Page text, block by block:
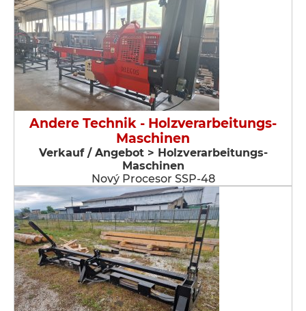
Andere Technik - Holzverarbeitungs-
Maschinen
Verkauf / Angebot > Holzverarbeitungs-
Maschinen
Nový Procesor SSP-48